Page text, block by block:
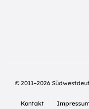
© 2011–2026
Kontakt